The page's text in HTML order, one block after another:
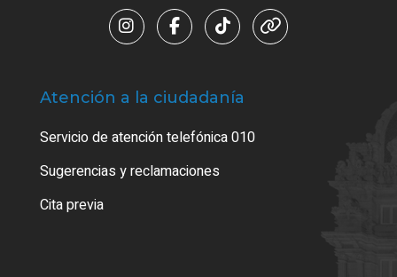
Atención a la ciudadanía
Servicio de atención telefónica 010
Sugerencias y reclamaciones
Cita previa